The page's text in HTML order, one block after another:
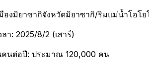
องมิยาซากิจังหวัดมิยาซากิ/ริมแม่น้ำโอโย
ลา: 2025/8/2 (เสาร์)
คนต่อปี: ประมาณ 120,000 คน